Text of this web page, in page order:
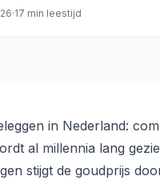
·17 min leestijd
in Nederland:
al millennia lang
stijgt de goudprijs